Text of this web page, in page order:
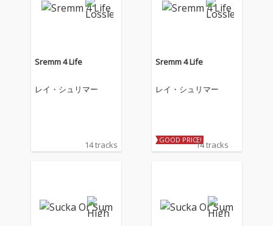
Sremm 4 Life
レイ・シュリマー
14 tracks
Sremm 4 Life
レイ・シュリマー
GOOD PRICE!14 tracks